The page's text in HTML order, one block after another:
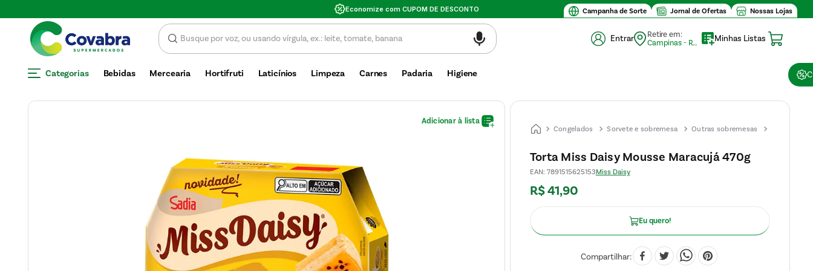
Campanha de Sorte Jornal de Ofertas Nossas Lojas
Valor mínimo de compra $30
Entrar
Retire em:
Campinas - Retirada (10)
Minhas Listas
Categorias Bebidas Mercearia Hortifruti Laticínios Limpeza Carnes Padaria Higiene
Congelados Sorvete e sobremesa Outras sobremesas
Torta Miss Daisy Mousse Maracujá 470g
EAN: 7891515625153Miss Daisy
R$41,90
Eu quero!
Compartilhar